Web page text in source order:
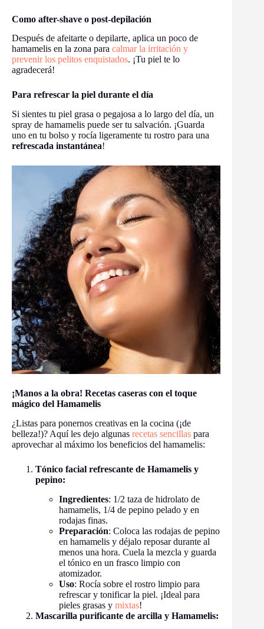
Como after-shave o post-depilación
Después de afeitarte o depilarte, aplica un poco de
hamamelis en la zona para calmar la irritación y
prevenir los pelitos enquistados. ¡Tu piel te lo
agradecerá!
Para refrescar la piel durante el día
Si sientes tu piel grasa o pegajosa a lo largo del día, un
spray de hamamelis puede ser tu salvación. ¡Guarda
uno en tu bolso y rocía ligeramente tu rostro para una
refrescada instantánea!
¡Manos a la obra! Recetas caseras con el toque
mágico del Hamamelis
¿Listas para ponernos creativas en la cocina (¡de
belleza!)? Aquí les dejo algunas recetas sencillas para
aprovechar al máximo los beneficios del hamamelis:
Tónico facial refrescante de Hamamelis y
pepino:
Ingredientes: 1/2 taza de hidrolato de
hamamelis, 1/4 de pepino pelado y en
rodajas finas.
Preparación: Coloca las rodajas de pepino
en hamamelis y déjalo reposar durante al
menos una hora. Cuela la mezcla y guarda
el tónico en un frasco limpio con
atomizador.
Uso: Rocía sobre el rostro limpio para
refrescar y tonificar la piel. ¡Ideal para
pieles grasas y mixtas!
Mascarilla purificante de arcilla y Hamamelis: